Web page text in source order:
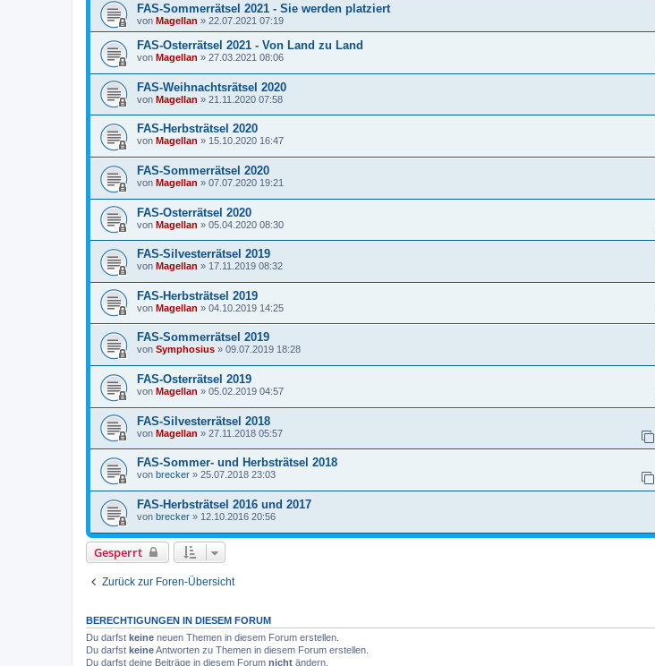
FAS-Sommerrätsel 2021 - Sie werden platziert
von Magellan » 22.07.2021 07:19
FAS-Osterrätsel 2021 - Von Land zu Land
von Magellan » 27.03.2021 08:06
FAS-Weihnachtsrätsel 2020
von Magellan » 21.11.2020 07:58
FAS-Herbsträtsel 2020
von Magellan » 15.10.2020 16:47
FAS-Sommerrätsel 2020
von Magellan » 07.07.2020 19:21
FAS-Osterrätsel 2020
von Magellan » 05.04.2020 08:30
FAS-Silvesterrätsel 2019
von Magellan » 17.11.2019 08:32
FAS-Herbsträtsel 2019
von Magellan » 04.10.2019 14:25
FAS-Sommerrätsel 2019
von Symphosius » 09.07.2019 18:28
FAS-Osterrätsel 2019
von Magellan » 05.02.2019 04:57
FAS-Silvesterrätsel 2018
von Magellan » 27.11.2018 05:57
FAS-Sommer- und Herbsträtsel 2018
von brecker » 25.07.2018 23:03
FAS-Herbsträtsel 2016 und 2017
von brecker » 12.10.2016 20:56
Gesperrt
Zurück zur Foren-Übersicht
BERECHTIGUNGEN IN DIESEM FORUM
Du darfst keine neuen Themen in diesem Forum erstellen.
Du darfst keineAntworten zu Themen in diesem Forum erstellen.
Du darfst deine Beiträge in diesem Forum nicht ändern.